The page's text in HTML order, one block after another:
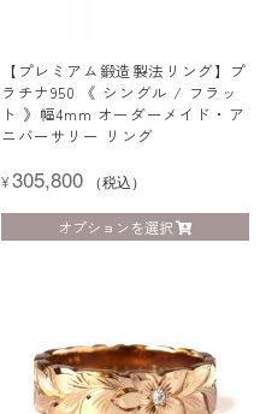
【プレミアム鍛造製法リング】プ
ラチナ950 《 シングル / フラッ
ト 》幅4mm オーダーメイド・ア
ニバーサリー リング
¥305,800 （税込）
オプションを選択